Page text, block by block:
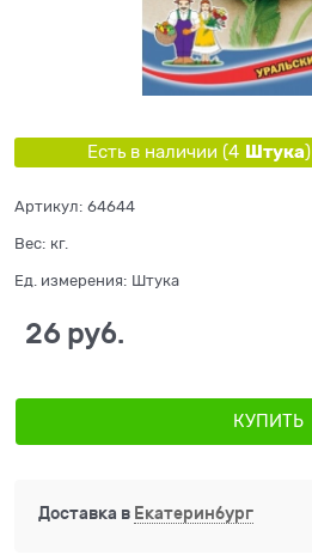
Есть в наличии (4 Штука)
Артикул: 64644
Вес: кг.
Ед. измерения: Штука
26 руб.
КУПИТЬ
Доставка в Екатеринбург